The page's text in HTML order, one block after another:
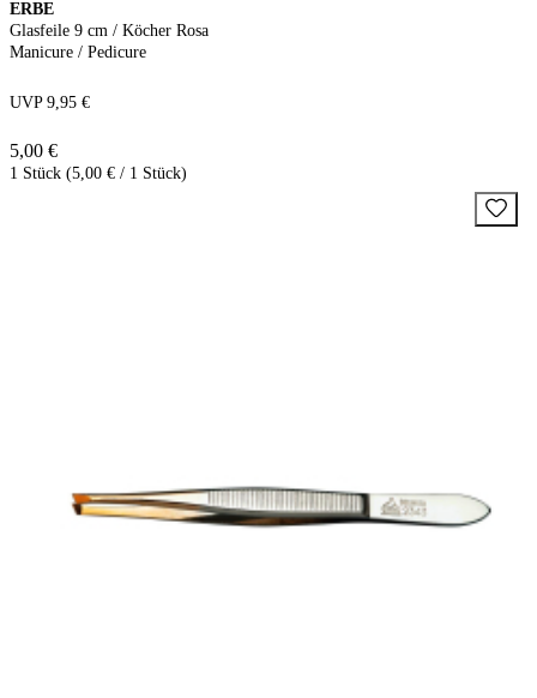
ERBE
Glasfeile 9 cm / Köcher Rosa
Manicure / Pedicure
UVP 9,95 €
5,00 €
1 Stück (5,00 € / 1 Stück)